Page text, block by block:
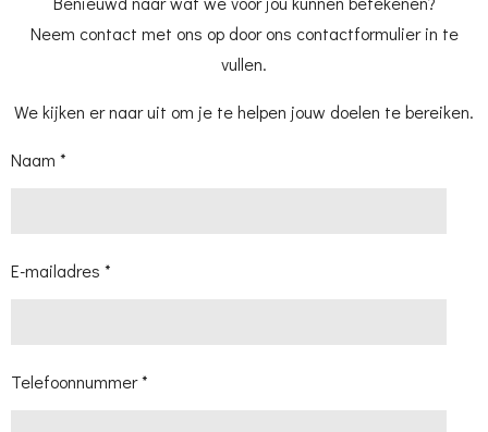
Neem contact met ons op door ons contactformulier in te
vullen.
We kijken er naar uit om je te helpen jouw doelen te bereiken.
Naam *
E-mailadres *
Telefoonnummer *